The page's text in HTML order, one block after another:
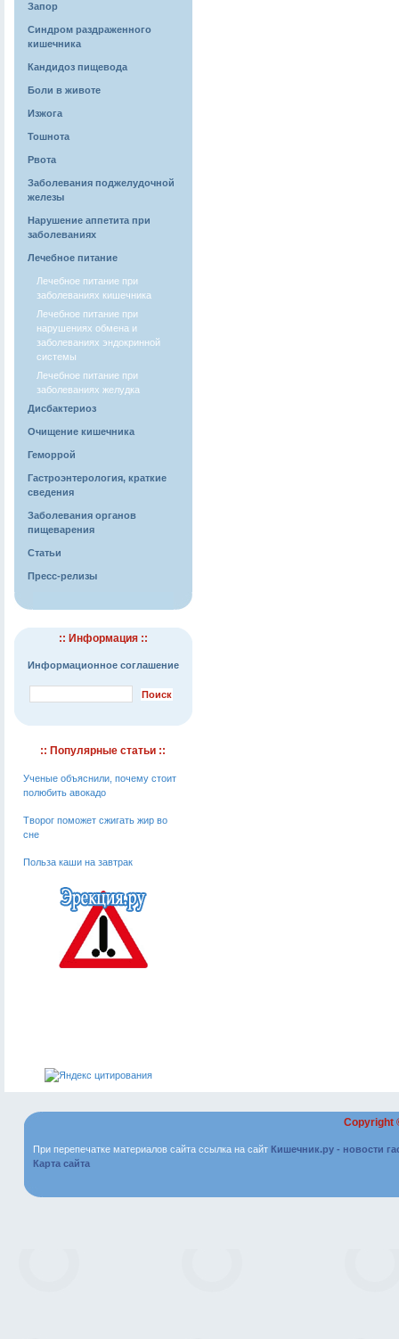
Запор
Синдром раздраженного
кишечника
Кандидоз пищевода
Боли в животе
Изжога
Тошнота
Рвота
Заболевания поджелудочной
железы
Нарушение аппетита при
заболеваниях
Лечебное питание
Лечебное питание при
заболеваниях кишечника
Лечебное питание при
нарушениях обмена и
заболеваниях эндокринной
системы
Лечебное питание при
заболеваниях желудка
Дисбактериоз
Очищение кишечника
Геморрой
Гастроэнтерология, краткие
сведения
Заболевания органов
пищеварения
Статьи
Пресс-релизы
:: Информация ::
Информационное соглашение
:: Популярные статьи ::
Ученые объяснили, почему стоит
полюбить авокадо
Творог поможет сжигать жир во
сне
Польза каши на завтрак
Copyright
При перепечатке материалов сайта ссылка на сайт Кишечник.ру - новости
Карта сайта